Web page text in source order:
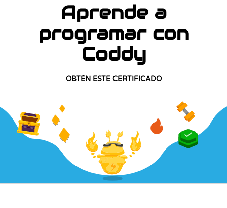
Aprende a
programar con
Coddy
OBTÉN ESTE CERTIFICADO